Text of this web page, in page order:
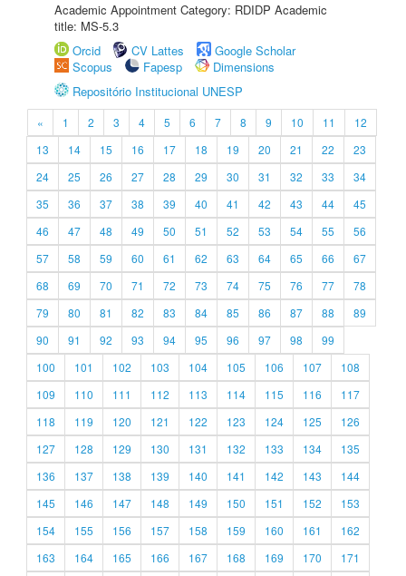
Academic Appointment Category: RDIDP Academic
title: MS-5.3
Orcid
CV Lattes
Google Scholar
Scopus
Fapesp
Dimensions
Repositório Institucional UNESP
« 1 2 3 4 5 6 7 8 9 10 11
12
13
14 15 16 17 18 19 20 21 22
23
24
25 26 27 28 29 30 31 32 33
34
35
36 37 38 39 40 41 42 43 44
45
46
47 48 49 50 51 52 53 54 55
56
57
58 59 60 61 62 63 64 65 66
67
68
69 70 71 72 73 74 75 76 77
78
79
80 81 82 83 84 85 86 87 88
89
90
91 92 93 94 95 96 97 98
99
100
101 102 103 104 105 106 107
108
109
110 111 112 113 114 115 116
117
118
119 120 121 122 123 124 125
126
127
128 129 130 131 132 133 134
135
136
137 138 139 140 141 142 143
144
145
146 147 148 149 150 151 152
153
154
155 156 157 158 159 160 161
162
163
164 165 166 167 168 169 170
171